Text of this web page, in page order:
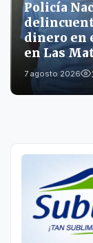
Policía
dinero en
en Las
7 agosto 2026